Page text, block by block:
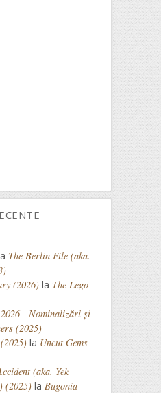
The Berlin File (aka.
(2026) la The Lego
- Nominalizări și
(2025)
la Uncut Gems
(aka. Yek
(2025) la Bugonia